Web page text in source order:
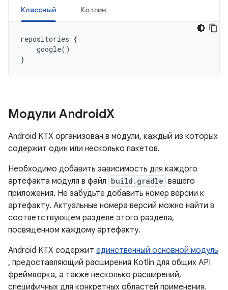
Классный Котлин
repositories {
google()
}
Модули AndroidX
Android KTX организован в модули, каждый из которых
содержит один или несколько пакетов.
Необходимо добавить зависимость для каждого
артефакта модуля в файл build.gradle вашего
приложения. Не забудьте добавить номер версии к
артефакту. Актуальные номера версий можно найти в
соответствующем разделе этого раздела,
посвященном каждому артефакту.
Android KTX содержит единственный основной модуль
, предоставляющий расширения Kotlin для общих API
фреймворка, а также несколько расширений,
специфичных для конкретных областей применения.